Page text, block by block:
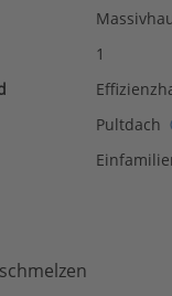
1
Pultdach